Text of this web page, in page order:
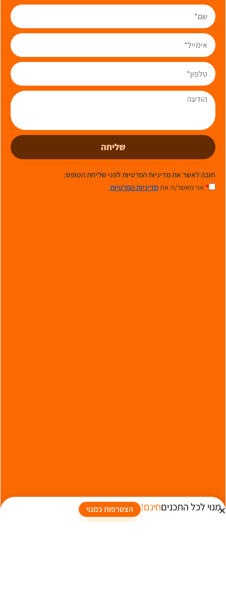
שליחה
חובה לאשר את מדיניות הפרטיות לפני שליחת הטופס:
*אני מאשר/ת אתמדיניות הפרטיות.
מנוי לכל התכניםחינם! הצטרפות כמנוי